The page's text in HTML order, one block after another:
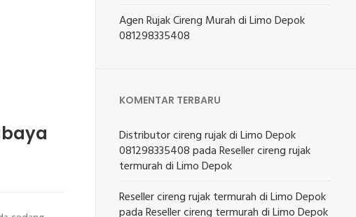
Agen Rujak Cireng Murah di Limo Depok
081298335408
KOMENTAR TERBARU
Distributor cireng rujak di Limo Depok
081298335408padaReseller cireng rujak
termurah di Limo Depok
Reseller cireng rujak termurah di Limo Depok
padaReseller cireng termurah di Limo Depok